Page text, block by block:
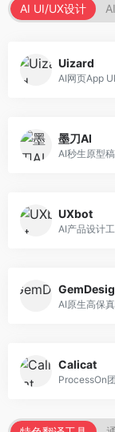
AI UI/UX设计
Uizard
墨刀AI
UXbot
Calicat